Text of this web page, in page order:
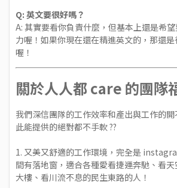
Q: 英文要很好嗎？
A: 其實要看你負責什麼，但基本上還是希
力喔！如果你現在還在精進英文的，那還
喔！
關於人人都 care 的團隊
我們深信團隊的工作效率和產出與工作的
此能提供的絕對都不手軟 ??
1. 又美又舒適的工作環境，完全是
間有落地窗，適合各種愛看捷運奔馳、看
大樓、看川流不息的民生東路的人！